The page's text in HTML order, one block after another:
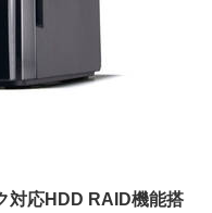
対応HDD RAID機能搭